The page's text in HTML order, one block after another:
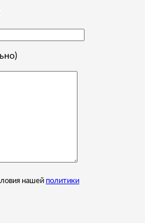
нашей политики